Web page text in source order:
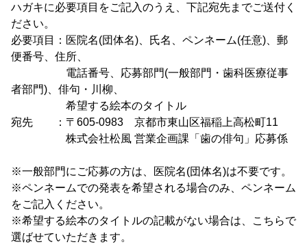
ハガキに必要項目をご記入のうえ、下記宛先までご送付く
ださい。
必要項目：医院名(団体名)、氏名、ペンネーム(任意)、郵
便番号、住所、
電話番号、応募部門(一般部門・歯科医療従事
者部門)、俳句・川柳、
希望する絵本のタイトル
宛先 ：〒605-0983 京都市東山区福稲上高松町11
株式会社松風 営業企画課「歯の俳句」応募係
※一般部門にご応募の方は、医院名(団体名)は不要です。
※ペンネームでの発表を希望される場合のみ、ペンネーム
をご記入ください。
※希望する絵本のタイトルの記載がない場合は、こちらで
選ばせていただきます。